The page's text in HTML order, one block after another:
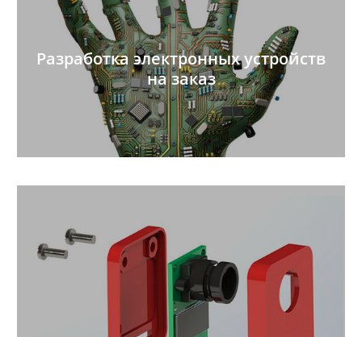
Разработка электронных устройств
на заказ